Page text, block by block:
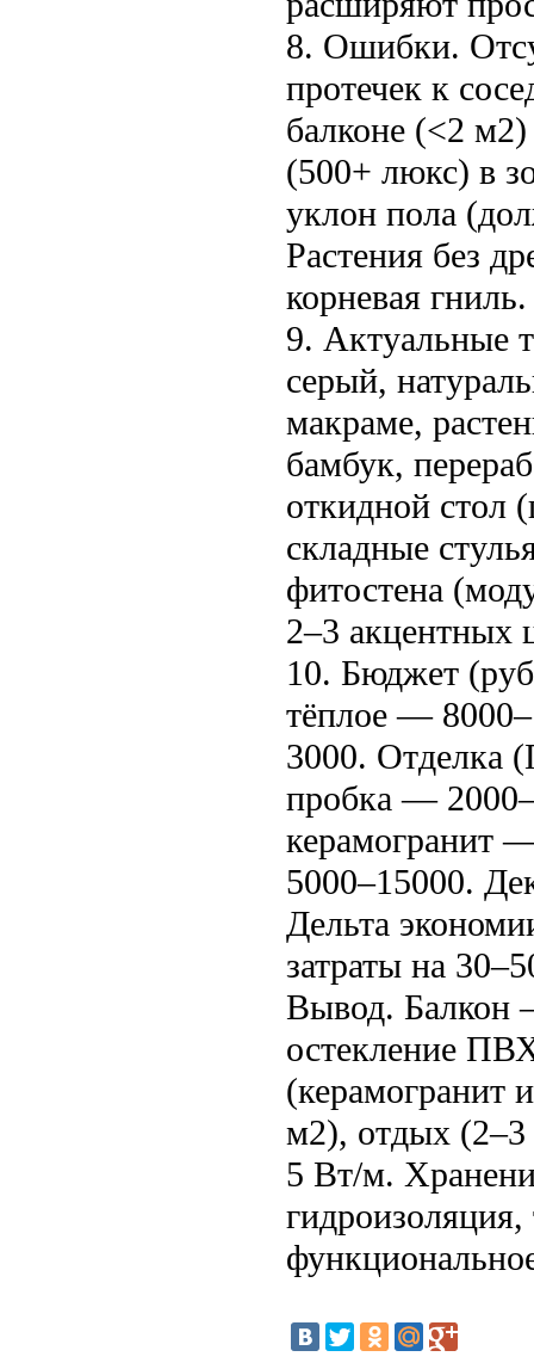
8. Ошибки.
протечек к
балконе (<2
(500+ люкс) в
уклон пола
Растения без
корневая гниль.
9. Актуальные
серый,
макраме,
бамбук,
откидной стол
складные
фитостена
2–3 акцентных
10. Бюджет
тёплое —
3000. Отделка
пробка —
керамогранит
5000–15000.
Дельта
затраты на
Вывод. Балкон
остекление
(керамогранит
м2), отдых
5 Вт/м.